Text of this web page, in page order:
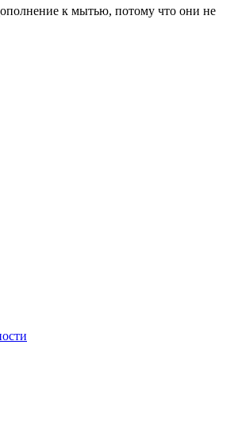
к мытью, потому что они не